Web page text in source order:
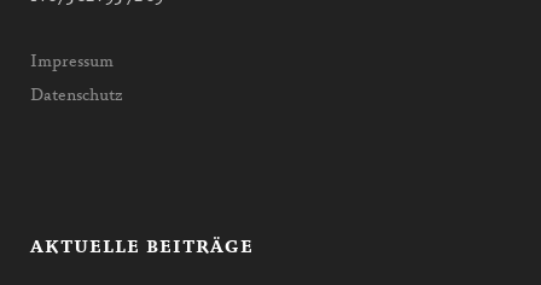
Impressum
Datenschutz
AKTUELLE BEITRÄGE